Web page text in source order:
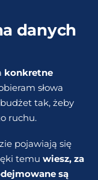
danych
konkretne
słowa
tak, żeby
ruchu.
pojawiają się
temu wiesz, za
są